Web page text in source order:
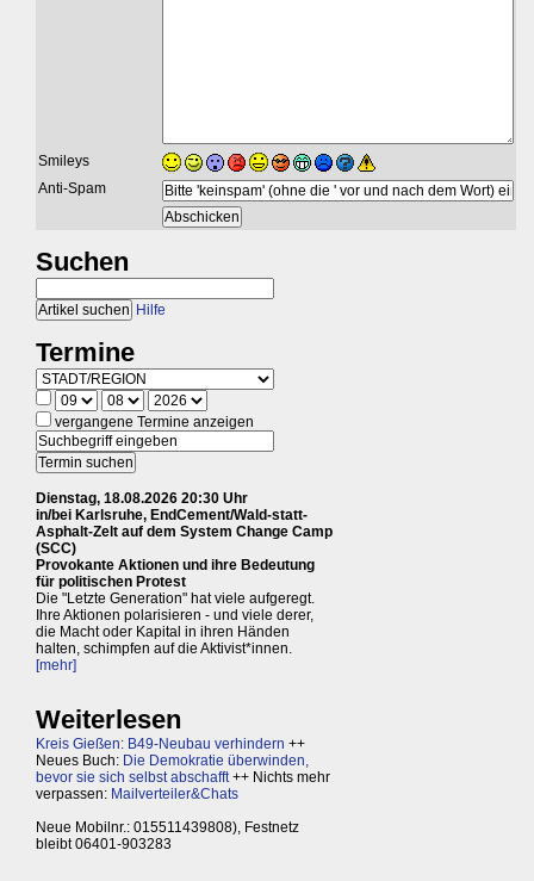
Smileys
Anti-Spam
Suchen
Hilfe
Termine
vergangene Termine anzeigen
Dienstag, 18.08.2026 20:30 Uhr
in/bei Karlsruhe, EndCement/Wald-statt-
Asphalt-Zelt auf dem System Change Camp
(SCC)
Provokante Aktionen und ihre Bedeutung
für politischen Protest
Die "Letzte Generation" hat viele aufgeregt.
Ihre Aktionen polarisieren - und viele derer,
die Macht oder Kapital in ihren Händen
halten, schimpfen auf die Aktivist*innen.
[mehr]
Weiterlesen
Kreis Gießen: B49-Neubau verhindern ++
Neues Buch: Die Demokratie überwinden,
bevor sie sich selbst abschafft++ Nichts mehr
verpassen: Mailverteiler&Chats
Neue Mobilnr.: 015511439808), Festnetz
bleibt 06401-903283